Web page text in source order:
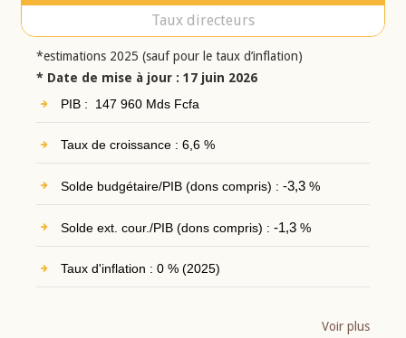
Taux directeurs
*estimations 2025 (sauf pour le taux d’inflation)
* Date de mise à jour : 17 juin 2026
PIB : 147 960 Mds Fcfa
Taux de croissance : 6,6 %
Solde budgétaire/PIB (dons compris) : -3,3%
Solde ext. cour./PIB (dons compris) : -1,3%
Taux d'inflation : 0 % (2025)
Voir plus